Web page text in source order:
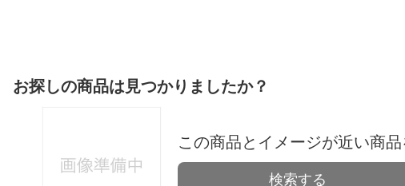
お探しの商品は見つかりましたか？
この商品とイメージが近い商
検索する